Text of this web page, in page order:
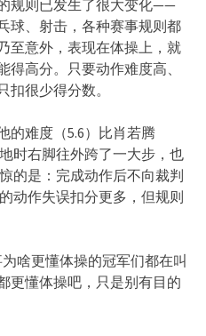
规则已发生了很大变化——
球、射击，各种赛事规则都
至意外，表现在体操上，就
高分。只要动作难度高、
很少得分数。
的难度（5.6）比肖若腾
时右脚往外跨了一大步，也
的是：完成动作后不向裁判
动作失误扣分更多，但规则
啥更懂体操的冠军们都在叫
更懂体操吧，只是别有目的